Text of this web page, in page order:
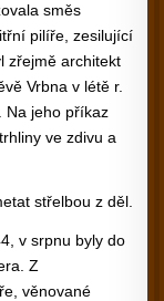
směs
pilíře, zesilující
zřejmě architekt
Vrbna v létě r.
Na jeho příkaz
ve zdivu a
střelbou z děl.
v srpnu byly do
Z
věnované